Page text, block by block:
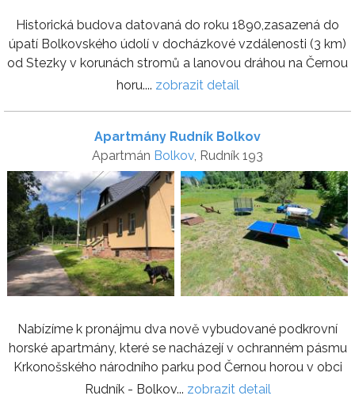
Historická budova datovaná do roku 1890,zasazená do
úpatí Bolkovského údolí v docházkové vzdálenosti (3 km)
od Stezky v korunách stromů a lanovou dráhou na Černou
horu.... zobrazit detail
Apartmány Rudník Bolkov
Apartmán Bolkov , Rudník 193
Nabízíme k pronájmu dva nově vybudované podkrovní
horské apartmány, které se nacházejí v ochranném pásmu
Krkonošského národního parku pod Černou horou v obci
Rudník - Bolkov... zobrazit detail